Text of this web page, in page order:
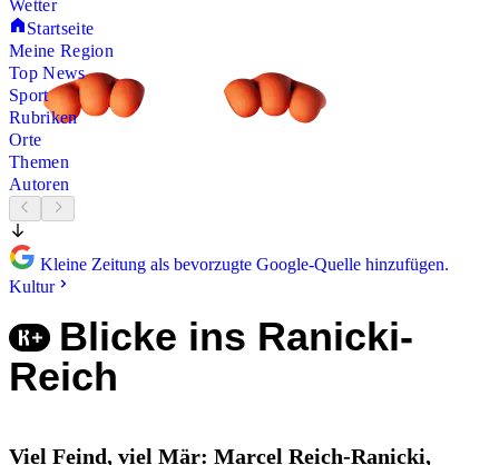
Wetter
Startseite
Meine Region
Top News
Sport
Rubriken
Orte
Themen
Autoren
Kleine Zeitung als bevorzugte Google-Quelle hinzufügen.
Kultur
Blicke ins Ranicki-
Reich
Viel Feind, viel Mär: Marcel Reich-Ranicki,